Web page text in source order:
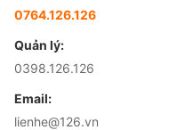
không dây nhanh, hệ
inox bóng đẹp,
0764.126.126
Quản lý:
0398.126.126
Email:
lienhe@126.vn